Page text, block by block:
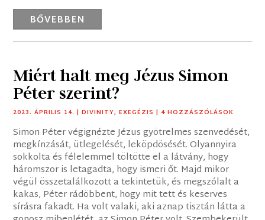
BŐVEBBEN
Miért halt meg Jézus Simon
Péter szerint?
2023. ÁPRILIS 14. |DIVINITY,EXEGÉZIS | 4 HOZZÁSZÓLÁSOK
Simon Péter végignézte Jézus gyötrelmes szenvedését,
megkínzását, ütlegelését, leköpdösését. Olyannyira
sokkolta és félelemmel töltötte el a látvány, hogy
háromszor is letagadta, hogy ismeri őt. Majd mikor
végül összetalálkozott a tekintetük, és megszólalt a
kakas, Péter rádöbbent, hogy mit tett és keserves
sírásra fakadt. Ha volt valaki, aki aznap tisztán látta a